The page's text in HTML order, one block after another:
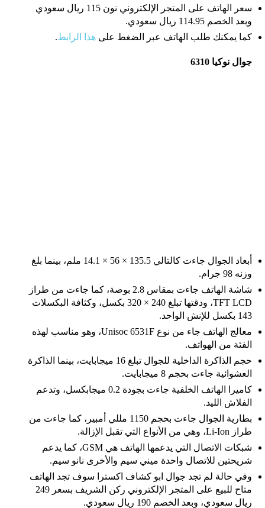
سعر الهاتف على المتجر الإلكتروني نون 115 ريال سعودي
وبعد الخصم 114.95 ريال سعودي.
كما يمكنك طلب الهاتف عبر الضغط علىهذا الرابط.
جوال نوكيا 6310
أبعاد الجوال جاءت كالتالي 135.5 × 56 × 14.1 ملم، بينما بلغ
وزنه 98 جرام.
شاشة الهاتف جاءت بمقاس 2.8 بوصة، كما جاءت من طراز
TFT LCD، ودقتها تبلغ 240 × 320 بكسل، وكثافة البكسلات
143 بكسل للإنش الواحد.
معالج الهاتف جاء من نوع Unisoc 6531F، وهو مناسب لهذه
الفئة من الهواتف.
حجم الذاكرة الداخلية للجوال تبلغ 16 ميجابايت، بينما الذاكرة
العشوائية جاءت بحجم 8 ميجابايت.
كاميرا الهاتف الخلفية جاءت بجودة 0.2 ميجابكسل، وتدعم
الفلاش الليد.
بطارية الجوال جاءت بحجم 1150 مللي أمبير، كما جاءت من
طراز Li-Ion، وهي من الأنواع التي تقبل الإزالة.
شبكات الاتصال التي يدعمها الهاتف هي GSM، كما يدعم
شريحتين للاتصال واحدة ميني سيم والأخرى نانو سيم.
وفي حالة لم تجد جوال ابو كشاف اكسترا سوف تجد الهاتف
متاح للبيع على المتجر الإلكتروني ركن الشريف بسعر 249
ريال سعودي، وبعد الخصم 190 ريال سعودي.